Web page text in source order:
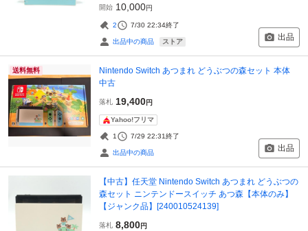
開始 10,000円
2 7/30 22:34終了
出品中の商品 ストア 出品
送料無料
Nintendo Switch あつまれ どうぶつの森セット 本体
中古
落札 19,400円
Yahoo!フリマ
1 7/29 22:31終了
出品中の商品 出品
【中古】任天堂 Nintendo Switch あつまれ どうぶつの
森セット ニンテンドースイッチ あつ森【本体のみ】
【ジャンク品】[240010524139]
落札 8,800円